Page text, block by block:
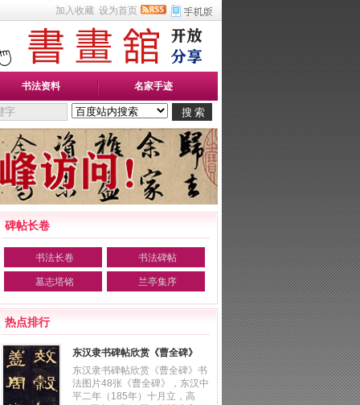
加入收藏 设为首页
书法资料 名家手迹
碑帖长卷
书法长卷 书法碑帖
墓志塔铭 兰亭集序
热点排行
东汉隶书碑帖欣赏《曹全碑》
东汉隶书碑帖欣赏《曹全碑》书
法图片48张《曹全碑》，东汉中
平二年（185年）十月立，高